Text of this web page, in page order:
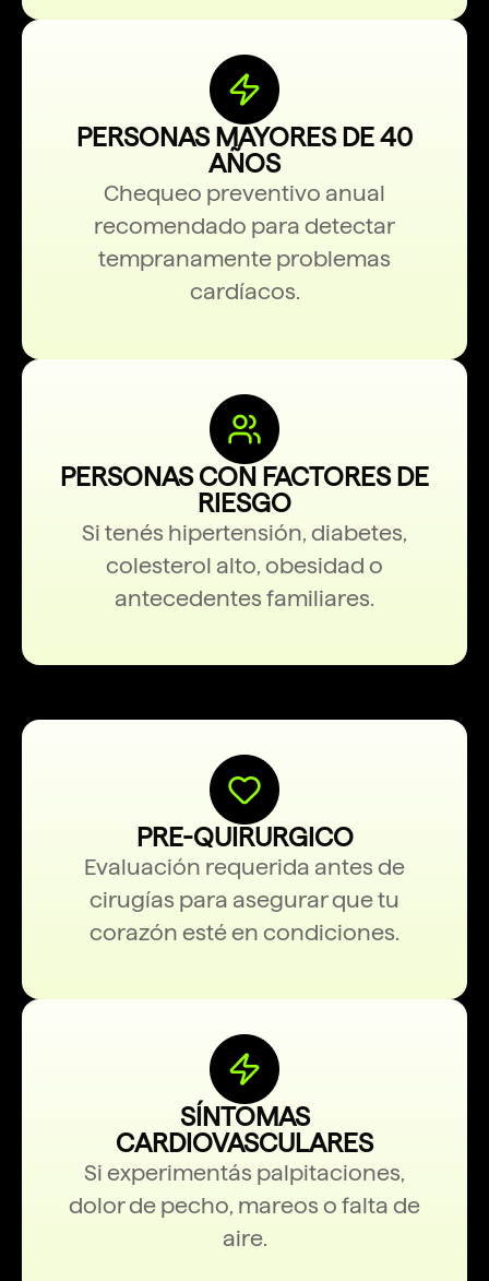
PERSONAS MAYORES DE 40
AÑOS
Chequeo preventivo anual
recomendado para detectar
tempranamente problemas
cardíacos.
PERSONAS CON FACTORES DE
RIESGO
Si tenés hipertensión, diabetes,
colesterol alto, obesidad o
antecedentes familiares.
PRE-QUIRURGICO
Evaluación requerida antes de
cirugías para asegurar que tu
corazón esté en condiciones.
SÍNTOMAS
CARDIOVASCULARES
Si experimentás palpitaciones,
dolor de pecho, mareos o falta de
aire.